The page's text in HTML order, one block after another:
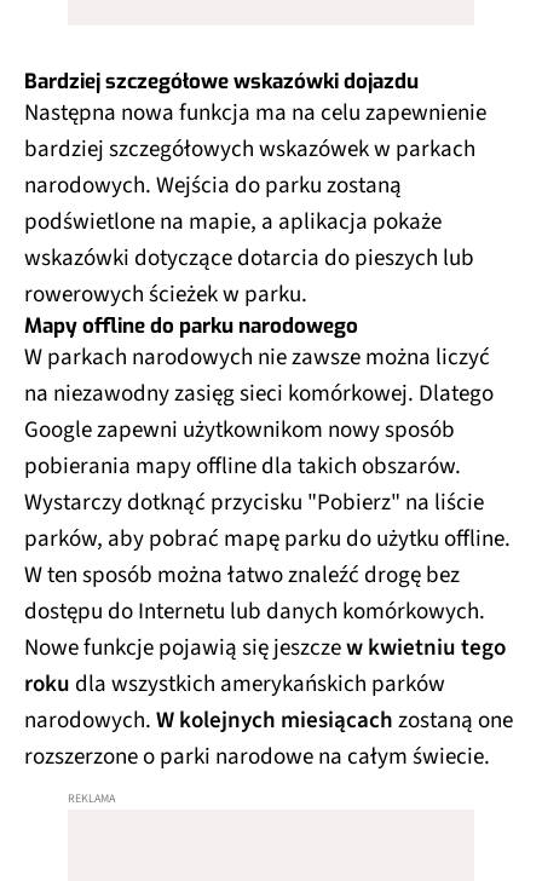
Bardziej szczegółowe wskazówki dojazdu
Następna nowa funkcja ma na celu zapewnienie
bardziej szczegółowych wskazówek w parkach
narodowych. Wejścia do parku zostaną
podświetlone na mapie, a aplikacja pokaże
wskazówki dotyczące dotarcia do pieszych lub
rowerowych ścieżek w parku.
Mapy offline do parku narodowego
W parkach narodowych nie zawsze można liczyć
na niezawodny zasięg sieci komórkowej. Dlatego
Google zapewni użytkownikom nowy sposób
pobierania mapy offline dla takich obszarów.
Wystarczy dotknąć przycisku "Pobierz" na liście
parków, aby pobrać mapę parku do użytku offline.
W ten sposób można łatwo znaleźć drogę bez
dostępu do Internetu lub danych komórkowych.
Nowe funkcje pojawią się jeszczew kwietniu tego
roku dla wszystkich amerykańskich parków
narodowych.W kolejnych miesiącachzostaną one
rozszerzone o parki narodowe na całym świecie.